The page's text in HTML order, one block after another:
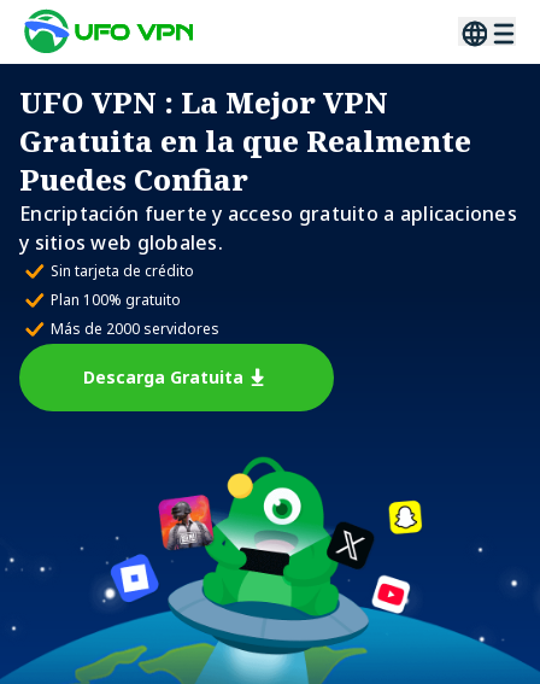
UFO VPN : La Mejor VPN
Gratuita en la que Realmente
Puedes Confiar
Encriptación fuerte y acceso gratuito a aplicaciones
y sitios web globales.
Sin tarjeta de crédito
Plan 100% gratuito
Más de 2000 servidores
Descarga Gratuita